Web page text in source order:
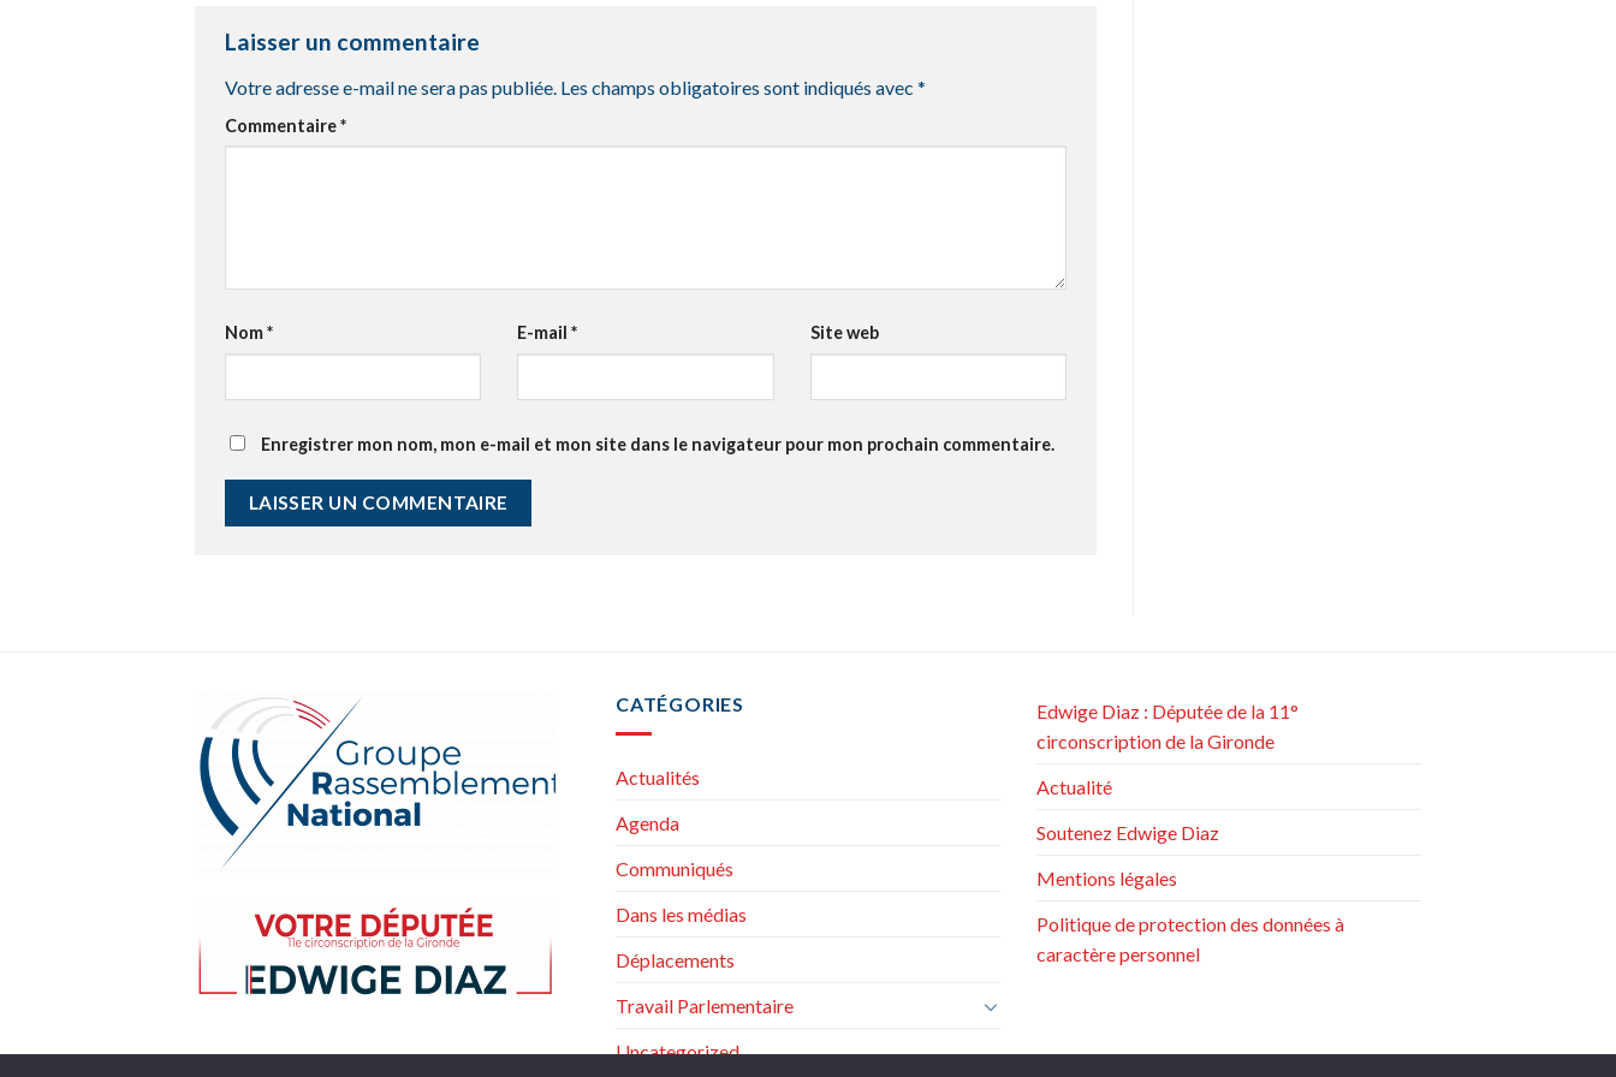
Laisser un commentaire
Votre adresse e-mail ne sera pas publiée. Les champs obligatoires sont indiqués avec *
Commentaire*
Nom* E-mail* Site web
Enregistrer mon nom, mon e-mail et mon site dans le navigateur pour mon prochain commentaire.
CATÉGORIES
Actualités
Agenda
Communiqués
Dans les médias
Déplacements
Travail Parlementaire
Uncategorized
Edwige Diaz : Députée de la 11°
circonscription de la Gironde
Actualité
Soutenez Edwige Diaz
Mentions légales
Politique de protection des données à
caractère personnel